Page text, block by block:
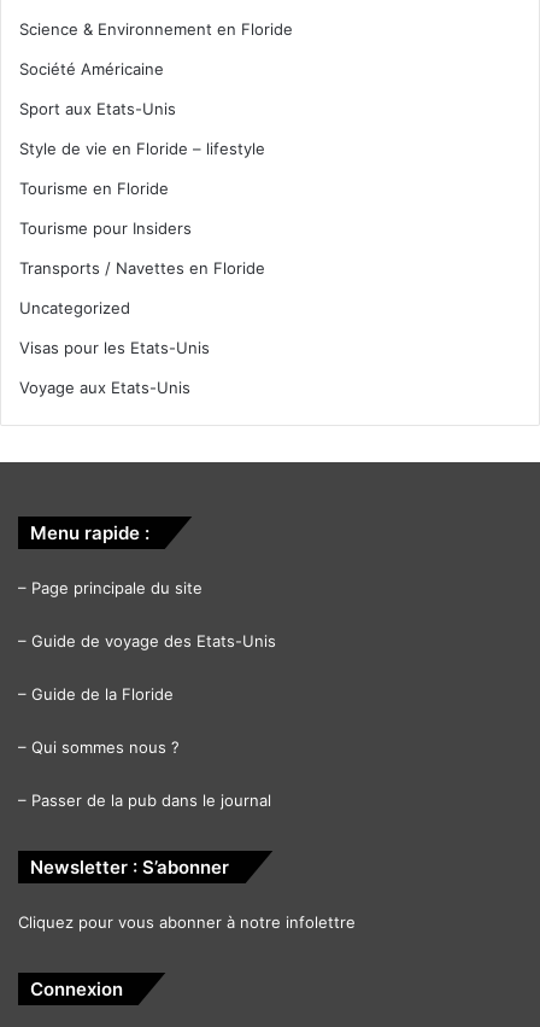
Science & Environnement en Floride
Société Américaine
Sport aux Etats-Unis
Style de vie en Floride – lifestyle
Tourisme en Floride
Tourisme pour Insiders
Transports / Navettes en Floride
Uncategorized
Visas pour les Etats-Unis
Voyage aux Etats-Unis
Menu rapide :
– Page principale du site
– Guide de voyage des Etats-Unis
– Guide de la Floride
– Qui sommes nous ?
– Passer de la pub dans le journal
Newsletter : S’abonner
Cliquez pour vous abonner à notre infolettre
Connexion